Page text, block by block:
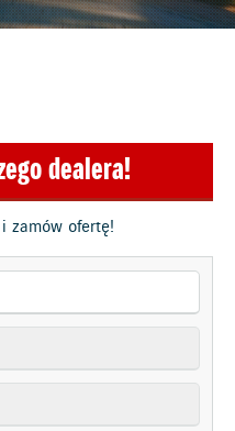
dealera!
zamów ofertę!